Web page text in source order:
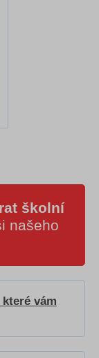
školní
našeho
vám